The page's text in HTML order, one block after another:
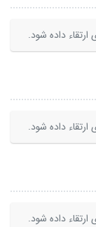
داده شود.
داده شود.
داده شود.